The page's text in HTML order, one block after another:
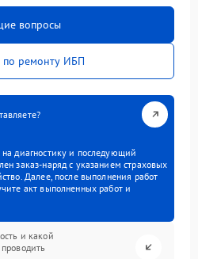
вопросы
по ремонту ИБП
диагностику и последующий
заказ-наряд с указанием страховых
Далее, после выполнения работ
акт выполненных работ и
и какой